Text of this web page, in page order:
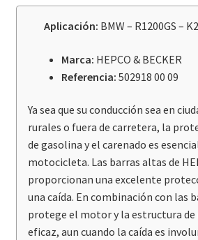
Aplicación: BMW – R1200GS –
Marca: HEPCO & BECKER
Referencia: 502918 00 09
Ya sea que su conducción sea en
rurales o fuera de carretera, la
de gasolina y el carenado es
motocicleta. Las barras altas de
proporcionan una excelente
una caída. En combinación con las
protege el motor y la estructura de
eficaz, aun cuando la caída es